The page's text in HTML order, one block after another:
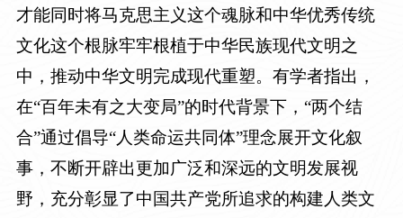
才能同时将马克思主义这个魂脉和中华优秀传统
文化这个根脉牢牢根植于中华民族现代文明之
中，推动中华文明完成现代重塑。有学者指出，
在“百年未有之大变局”的时代背景下，“两个结
合”通过倡导“人类命运共同体”理念展开文化叙
事，不断开辟出更加广泛和深远的文明发展视
野，充分彰显了中国共产党所追求的构建人类文